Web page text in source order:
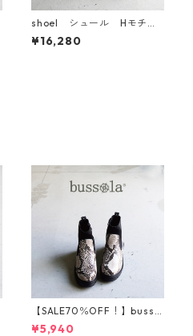
shoel シュール Hモチー
フレザーパンプス 3636
¥16,280
【SALE70％OFF！】bussol
a ブソラ パイソン柄スト
¥5,940